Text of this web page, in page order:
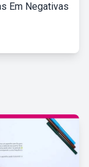
Em Negativas